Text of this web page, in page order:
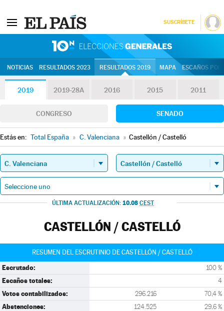
SUSCRÍBETE
NOTICIAS RESULTADOS 2023 RESULTADOS 2019 MAPA ESCAÑOS
2019 2019-28A 2016 2015 2011
CONGRESO SENADO
Estás en: Total España » C. Valenciana » Castellón / Castelló
ÚLTIMA ACTUALIZACIÓN: 10.08 CEST
CASTELLÓN / CASTELLÓ
RESUMEN DEL ESCRUTINIO DE CASTELLÓN / CASTELLÓ
Escrutado: 100 %
Escaños totales: 4
Votos contabilizados: 296.216 70,4 %
Abstenciones: 124.525 29,6 %